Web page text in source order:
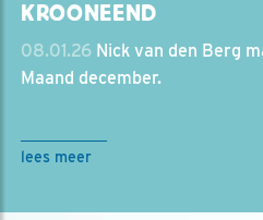
KROONEEND
08.01.26 Nick van den Berg
Maand december.
lees meer